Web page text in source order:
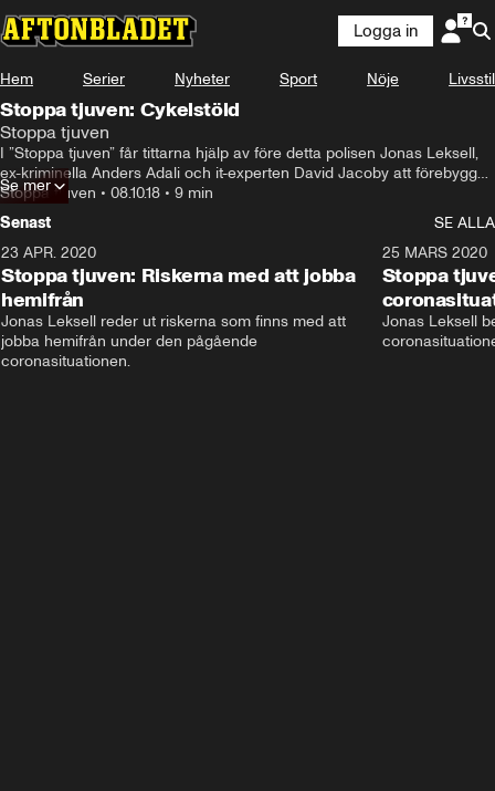
Logga in
Hem Serier Nyheter Sport Nöje Livsstil
Stoppa tjuven: Cykelstöld
Stoppa tjuven
I ”Stoppa tjuven” får tittarna hjälp av före detta polisen Jonas Leksell,
ex-kriminella Anders Adali och it-experten David Jacoby att förebygga
och undvika brott.
Stoppa tjuven • 08.10.18 • 9 min
Se mer
Senast
SE ALLA
23 APR. 2020
Stoppa tjuven: Riskerna med att jobba
hemifrån
Jonas Leksell reder ut riskerna som finns med att
jobba hemifrån under den pågående
coronasituationen.
25 MARS 2020
Stoppa
Jonas Leksell